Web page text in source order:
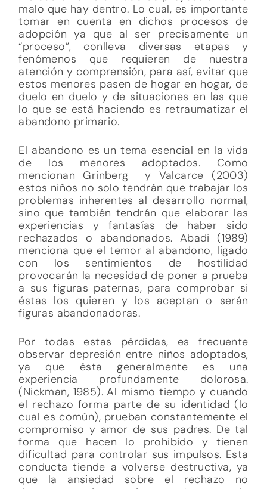
malo que hay dentro. Lo cual, es importante
tomar en cuenta en dichos procesos de
adopción ya que al ser precisamente un
“proceso”, conlleva diversas etapas y
fenómenos que requieren de nuestra
atención y comprensión, para así, evitar que
estos menores pasen de hogar en hogar, de
duelo en duelo y de situaciones en las que
lo que se está haciendo es retraumatizar el
abandono primario.
El abandono es un tema esencial en la vida
de los menores adoptados. Como
mencionan Grinberg y Valcarce (2003)
estos niños no solo tendrán que trabajar los
problemas inherentes al desarrollo normal,
sino que también tendrán que elaborar las
experiencias y fantasías de haber sido
rechazados o abandonados. Abadi (1989)
menciona que el temor al abandono, ligado
con los sentimientos de hostilidad
provocarán la necesidad de poner a prueba
a sus figuras paternas, para comprobar si
éstas los quieren y los aceptan o serán
figuras abandonadoras.
Por todas estas pérdidas, es frecuente
observar depresión entre niños adoptados,
ya que ésta generalmente es una
experiencia profundamente dolorosa.
(Nickman, 1985). Al mismo tiempo y cuando
el rechazo forma parte de su identidad (lo
cual es común), prueban constantemente el
compromiso y amor de sus padres. De tal
forma que hacen lo prohibido y tienen
dificultad para controlar sus impulsos. Esta
conducta tiende a volverse destructiva, ya
que la ansiedad sobre el rechazo no